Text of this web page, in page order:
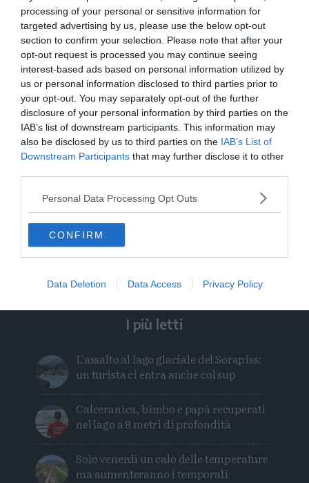
processing of your personal or sensitive information for
targeted advertising by us, please use the below opt-out
section to confirm your selection. Please note that after your
opt-out request is processed you may continue seeing
interest-based ads based on personal information utilized by
us or personal information disclosed to third parties prior to
your opt-out. You may separately opt-out of the further
disclosure of your personal information by third parties on the
IAB’s list of downstream participants. This information may
also be disclosed by us to third parties on the IAB’s List of
Downstream Participants that may further disclose it to other
Personal Data Processing Opt Outs
CONFIRM
Data Deletion Data Access Privacy Policy
Ogni ospite potrà scegliere quella a lui più
congeniale. Sarà l’occasione per proporre il
silenzio offerto dai boschi e i suoni degli
elementi naturali contro il bombardamento
sonoro quotidiano. Una sorta di silenzio
terapeutico.
Condividi
Whatsapp
Condividi
su
Telegram
TwitterCondividi
Mail
Tags
I più letti
L'assalto al lago glaciale del Sorapiss:
un turista ci entra anche col sup
Calceranica, bimbo e papà recuperati
nel lago a 8 metri di profondità
Solo venerdì un calo delle temperature
ma aumenteranno i temporali